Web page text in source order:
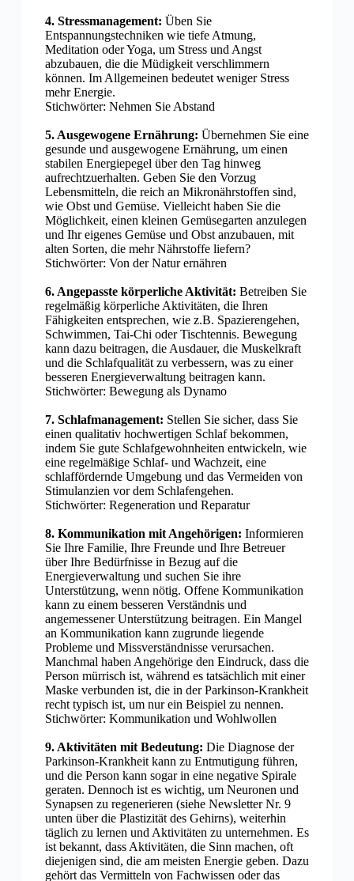
4. Stressmanagement: Üben Sie
Entspannungstechniken wie tiefe Atmung,
Meditation oder Yoga, um Stress und Angst
abzubauen, die die Müdigkeit verschlimmern
können. Im Allgemeinen bedeutet weniger Stress
mehr Energie.
Stichwörter: Nehmen Sie Abstand
5. Ausgewogene Ernährung: Übernehmen Sie eine
gesunde und ausgewogene Ernährung, um einen
stabilen Energiepegel über den Tag hinweg
aufrechtzuerhalten. Geben Sie den Vorzug
Lebensmitteln, die reich an Mikronährstoffen sind,
wie Obst und Gemüse. Vielleicht haben Sie die
Möglichkeit, einen kleinen Gemüsegarten anzulegen
und Ihr eigenes Gemüse und Obst anzubauen, mit
alten Sorten, die mehr Nährstoffe liefern?
Stichwörter: Von der Natur ernähren
6. Angepasste körperliche Aktivität: Betreiben Sie
regelmäßig körperliche Aktivitäten, die Ihren
Fähigkeiten entsprechen, wie z.B. Spazierengehen,
Schwimmen, Tai-Chi oder Tischtennis. Bewegung
kann dazu beitragen, die Ausdauer, die Muskelkraft
und die Schlafqualität zu verbessern, was zu einer
besseren Energieverwaltung beitragen kann.
Stichwörter: Bewegung als Dynamo
7. Schlafmanagement: Stellen Sie sicher, dass Sie
einen qualitativ hochwertigen Schlaf bekommen,
indem Sie gute Schlafgewohnheiten entwickeln, wie
eine regelmäßige Schlaf- und Wachzeit, eine
schlaffördernde Umgebung und das Vermeiden von
Stimulanzien vor dem Schlafengehen.
Stichwörter: Regeneration und Reparatur
8. Kommunikation mit Angehörigen: Informieren
Sie Ihre Familie, Ihre Freunde und Ihre Betreuer
über Ihre Bedürfnisse in Bezug auf die
Energieverwaltung und suchen Sie ihre
Unterstützung, wenn nötig. Offene Kommunikation
kann zu einem besseren Verständnis und
angemessener Unterstützung beitragen. Ein Mangel
an Kommunikation kann zugrunde liegende
Probleme und Missverständnisse verursachen.
Manchmal haben Angehörige den Eindruck, dass die
Person mürrisch ist, während es tatsächlich mit einer
Maske verbunden ist, die in der Parkinson-Krankheit
recht typisch ist, um nur ein Beispiel zu nennen.
Stichwörter: Kommunikation und Wohlwollen
9. Aktivitäten mit Bedeutung: Die Diagnose der
Parkinson-Krankheit kann zu Entmutigung führen,
und die Person kann sogar in eine negative Spirale
geraten. Dennoch ist es wichtig, um Neuronen und
Synapsen zu regenerieren (siehe Newsletter Nr. 9
unten über die Plastizität des Gehirns), weiterhin
täglich zu lernen und Aktivitäten zu unternehmen. Es
ist bekannt, dass Aktivitäten, die Sinn machen, oft
diejenigen sind, die am meisten Energie geben. Dazu
gehört das Vermitteln von Fachwissen oder das